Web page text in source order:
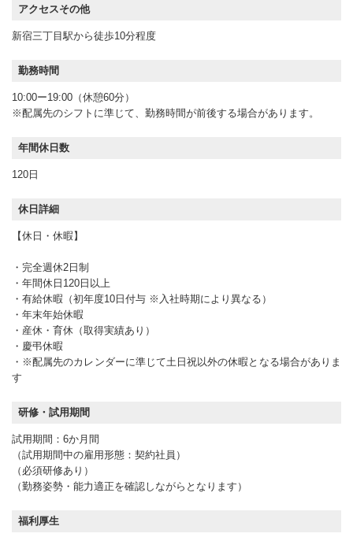
アクセスその他
新宿三丁目駅から徒歩10分程度
勤務時間
10:00ー19:00（休憩60分）
※配属先のシフトに準じて、勤務時間が前後する場合があります。
年間休日数
120日
休日詳細
【休日・休暇】
・完全週休2日制
・年間休日120日以上
・有給休暇（初年度10日付与 ※入社時期により異なる）
・年末年始休暇
・産休・育休（取得実績あり）
・慶弔休暇
・※配属先のカレンダーに準じて土日祝以外の休暇となる場合がありま
す
研修・試用期間
試用期間：6か月間
（試用期間中の雇用形態：契約社員）
（必須研修あり）
（勤務姿勢・能力適正を確認しながらとなります）
福利厚生